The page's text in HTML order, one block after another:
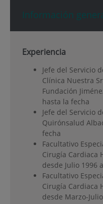
Información
Experiencia
Jefe del Servicio
Clínica Nuestra
Fundación
hasta la fecha
Jefe del Servicio
Quirónsalud
fecha
Facultativo
Cirugía Cardiaca
desde Julio 1996
Facultativo
Cirugía Cardiaca
desde Marzo-